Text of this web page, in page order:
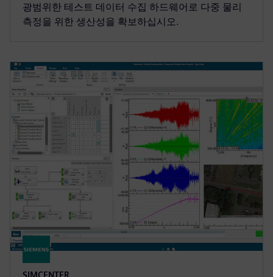
광범위한 테스트 데이터 수집 하드웨어로 다중 물리
측정을 위한 생산성을 확보하십시오.